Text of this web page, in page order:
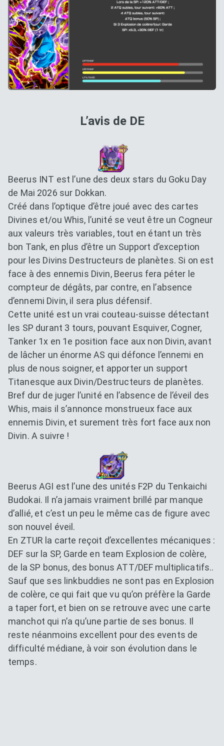
L’avis de DE
Beerus INT est l’une des deux stars du Goku Day
de Mai 2026 sur Dokkan.
Créé dans l’optique d’être joué avec des cartes
Divines et/ou Whis, l’unité se veut être un Cogneur
aux valeurs très variables, tout en étant un très
bon Tank, en plus d’être un Support d’exception
pour les Divins Destructeurs de planètes. Si on est
face à des ennemis Divin, Beerus fera péter le
compteur de dégâts, par contre, en l’absence
d’ennemi Divin, il sera plus défensif.
Cette unité est un vrai couteau-suisse détectant
les SP durant 3 tours, pouvant Esquiver, Cogner,
Tanker 1x en 1e position face aux non Divin, avant
de lâcher un énorme AS qui défonce l’ennemi en
plus de nous soigner, et apporter un support
Titanesque aux Divin/Destructeurs de planètes.
Bref dur de juger l’unité en l’absence de l’éveil des
Whis, mais il s’annonce monstrueux face aux
ennemis Divin, et surement très fort face aux non
Divin. A suivre !
Beerus AGI est l’une des unités F2P du Tenkaichi
Budokai. Il n’a jamais vraiment brillé par manque
d’allié, et c’est un peu le même cas de figure avec
son nouvel éveil.
En ZTUR la carte reçoit d’excellentes mécaniques :
DEF sur la SP, Garde en team Explosion de colère,
de la SP bonus, des bonus ATT/DEF multiplicatifs..
Sauf que ses linkbuddies ne sont pas en Explosion
de colère, ce qui fait que vu qu’on préfère la Garde
a taper fort, et bien on se retrouve avec une carte
manchot qui n’a qu’une partie de ses bonus. Il
reste néanmoins excellent pour des events de
difficulté médiane, à voir son évolution dans le
temps.